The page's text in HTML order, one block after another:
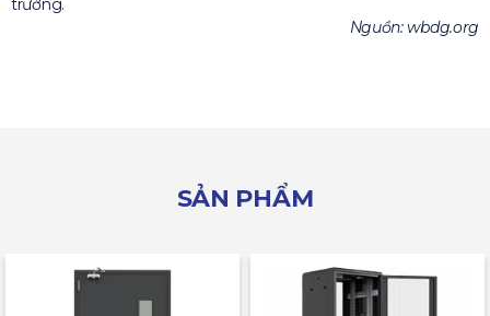
trường.
Nguồn: wbdg.org
SẢN PHẨM